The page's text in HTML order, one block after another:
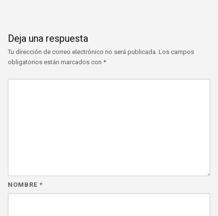
Deja una respuesta
Tu dirección de correo electrónico no será publicada. Los campos
obligatorios están marcados con *
NOMBRE *